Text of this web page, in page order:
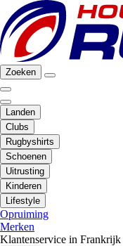
Zoeken
Landen
Clubs
Rugbyshirts
Schoenen
Uitrusting
Kinderen
Lifestyle
Opruiming
Merken
Klantenservice in Frankrijk